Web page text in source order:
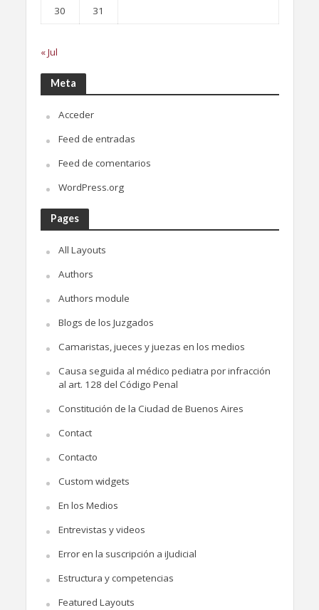
30
31
« Jul
Meta
Acceder
Feed de entradas
Feed de comentarios
WordPress.org
Pages
All Layouts
Authors
Authors module
Blogs de los Juzgados
Camaristas, jueces y juezas en los medios
Causa seguida al médico pediatra por infracción
al art. 128 del Código Penal
Constitución de la Ciudad de Buenos Aires
Contact
Contacto
Custom widgets
En los Medios
Entrevistas y videos
Error en la suscripción a iJudicial
Estructura y competencias
Featured Layouts